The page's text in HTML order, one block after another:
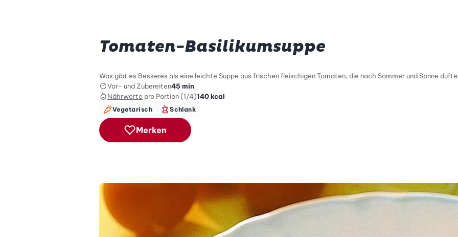
Tomaten-Basilikumsuppe
Was gibt es Besseres als eine leichte Suppe aus frischen fleischigen Tomaten, die nach Sommer und Sonne
Vor- und Zubereiten45 min
Nährwerte pro Portion (1/4)140 kcal
Vegetarisch Schlank
Merken